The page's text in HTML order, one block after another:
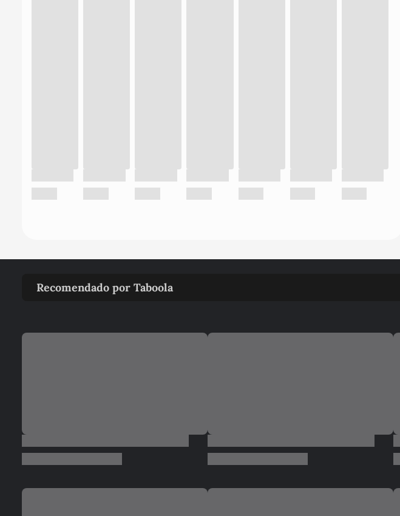
Recomendado por Taboola